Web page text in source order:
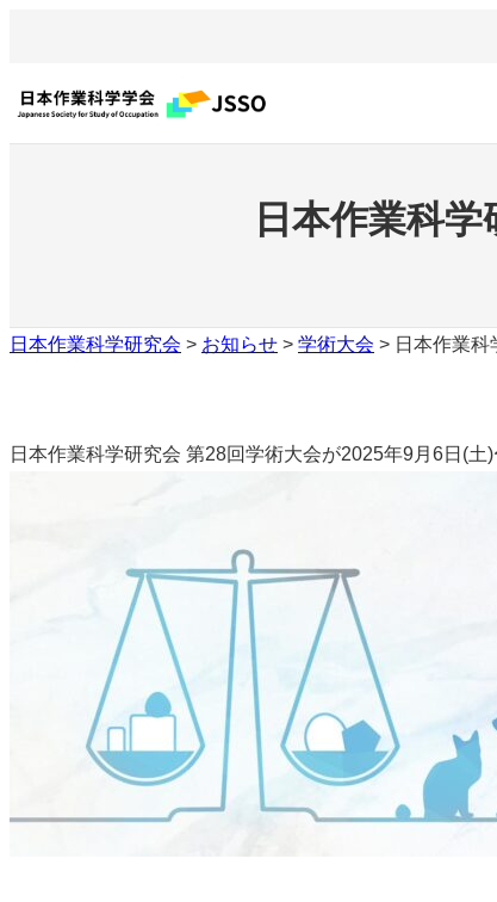
を
ス
日本作業科
日本作業科学研究会 > お知らせ > 学術大会 > 日本作業
日本作業科学研究会 第28回学術大会が2025年9月6日(土)